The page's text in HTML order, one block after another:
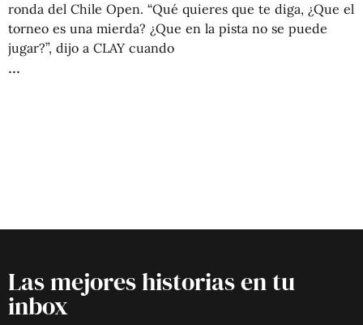
ronda del Chile Open. “Qué quieres que te diga, ¿Que el
torneo es una mierda? ¿Que en la pista no se puede
jugar?”, dijo a CLAY cuando
Las mejores historias en tu
inbox